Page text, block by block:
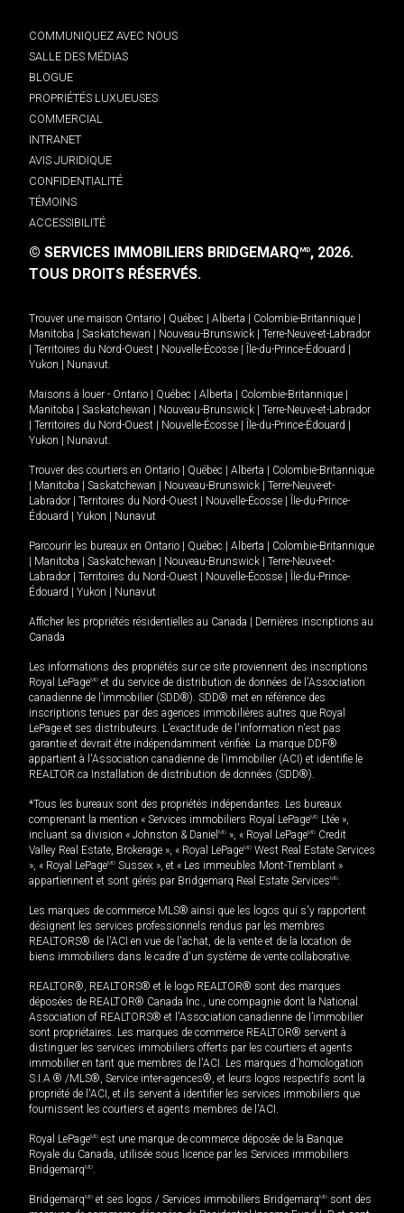
COMMUNIQUEZ AVEC NOUS
SALLE DES MÉDIAS
BLOGUE
PROPRIÉTÉS LUXUEUSES
COMMERCIAL
INTRANET
AVIS JURIDIQUE
CONFIDENTIALITÉ
TÉMOINS
ACCESSIBILITÉ
© SERVICES IMMOBILIERS BRIDGEMARQMD, 2026.
TOUS DROITS RÉSERVÉS.
Trouver une maison Ontario Québec Alberta Colombie-Britannique
Manitoba
Saskatchewan Nouveau-Brunswick
Terre-Neuve-et-Labrador
Territoires du Nord-Ouest Nouvelle-Écosse Île-du-Prince-Édouard
Yukon
Nunavut.
Maisons à louer - Ontario Québec Alberta Colombie-Britannique
Manitoba
Saskatchewan Nouveau-Brunswick
Terre-Neuve-et-Labrador
Territoires du Nord-Ouest Nouvelle-Écosse Île-du-Prince-Édouard
Yukon
Nunavut.
Trouver des courtiers en Ontario Québec Alberta
Colombie-Britannique
Manitoba Saskatchewan Nouveau-Brunswick
Terre-Neuve-et-
Labrador
Territoires du Nord-Ouest Nouvelle-Écosse
Île-du-Prince-
Édouard
Yukon Nunavut
Parcourir les bureaux en Ontario Québec Alberta
Colombie-Britannique
Manitoba Saskatchewan Nouveau-Brunswick
Terre-Neuve-et-
Labrador
Territoires du Nord-Ouest Nouvelle-Écosse
Île-du-Prince-
Édouard
Yukon Nunavut
Afficher les propriétés résidentielles au Canada
Dernières inscriptions au
Canada
Les informations des propriétés sur ce site proviennent des inscriptions
Royal LePageMD et du service de distribution de données de l'Association
canadienne de l’immobilier (SDD®). SDD® met en référence des
inscriptions tenues par des agences immobilières autres que Royal
LePage et ses distributeurs. L'exactitude de l'information n'est pas
garantie et devrait être indépendamment vérifiée. La marque DDF®
appartient à l'Association canadienne de l’immobilier (ACI) et identifie le
REALTOR.ca Installation de distribution de données (SDD®).
*Tous les bureaux sont des propriétés indépendantes. Les bureaux
comprenant la mention « Services immobiliers Royal LePageMD Ltée »,
incluant sa division « Johnston & Daniel MD », « Royal LePageMD Credit
Valley Real Estate, Brokerage », « Royal LePageMD West Real Estate Services
», « Royal LePageMD Sussex », et « Les immeubles Mont-Tremblant »
appartiennent et sont gérés par Bridgemarq Real Estate ServicesMD.
Les marques de commerce MLS® ainsi que les logos qui s'y rapportent
désignent les services professionnels rendus par les membres
REALTORS® de l'ACI en vue de l'achat, de la vente et de la location de
biens immobiliers dans le cadre d'un système de vente collaborative.
REALTOR®, REALTORS® et le logo REALTOR® sont des marques
déposées de REALTOR® Canada Inc., une compagnie dont la National
Association of REALTORS® et l'Association canadienne de l’immobilier
sont propriétaires. Les marques de commerce REALTOR® servent à
distinguer les services immobiliers offerts par les courtiers et agents
immobilier en tant que membres de l'ACI. Les marques d'homologation
S.I.A.® /MLS®, Service inter-agences®, et leurs logos respectifs sont la
propriété de l'ACI, et ils servent à identifier les services immobiliers que
fournissent les courtiers et agents membres de l'ACI.
Royal LePageMD est une marque de commerce déposée de la Banque
Royale du Canada, utilisée sous licence par les Services immobiliers
BridgemarqMD.
BridgemarqMD et ses logos / Services immobiliers BridgemarqMD sont des